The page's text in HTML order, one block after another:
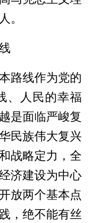
。
路线作为党的
、人民的幸福
是面临严峻复
民族伟大复兴
战略定力，全
济建设为中心
放两个基本点
，绝不能有丝